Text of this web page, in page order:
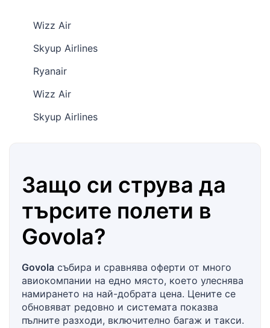
Wizz Air
Skyup Airlines
Ryanair
Wizz Air
Skyup Airlines
Защо си струва да
търсите полети в
Govola?
Govola събира и сравнява оферти от много
авиокомпании на едно място, което улеснява
намирането на най-добрата цена. Цените се
обновяват редовно и системата показва
пълните разходи, включително багаж и такси.